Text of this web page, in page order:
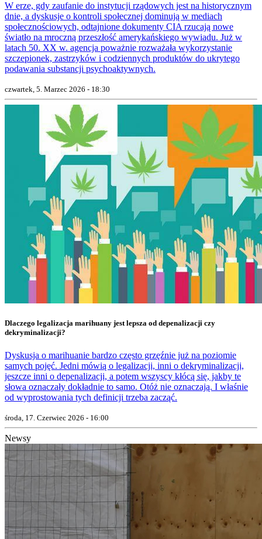
W erze, gdy zaufanie do instytucji rządowych jest na historycznym
dnie, a dyskusje o kontroli społecznej dominują w mediach
społecznościowych, odtajnione dokumenty CIA rzucają nowe
światło na mroczną przeszłość amerykańskiego wywiadu. Już w
latach 50. XX w. agencja poważnie rozważała wykorzystanie
szczepionek, zastrzyków i codziennych produktów do ukrytego
podawania substancji psychoaktywnych.
czwartek, 5. Marzec 2026 - 18:30
Dlaczego legalizacja marihuany jest lepsza od depenalizacji czy
dekryminalizacji?
Dyskusja o marihuanie bardzo często grzęźnie już na poziomie
samych pojęć. Jedni mówią o legalizacji, inni o dekryminalizacji,
jeszcze inni o depenalizacji, a potem wszyscy kłócą się, jakby te
słowa oznaczały dokładnie to samo. Otóż nie oznaczają. I właśnie
od wyprostowania tych definicji trzeba zacząć.
środa, 17. Czerwiec 2026 - 16:00
Newsy